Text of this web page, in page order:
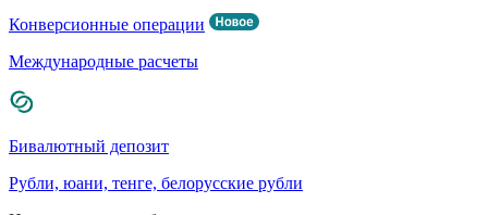
Конверсионные операции
Международные расчеты
Бивалютный депозит
Рубли, юани, тенге, белорусские рубли